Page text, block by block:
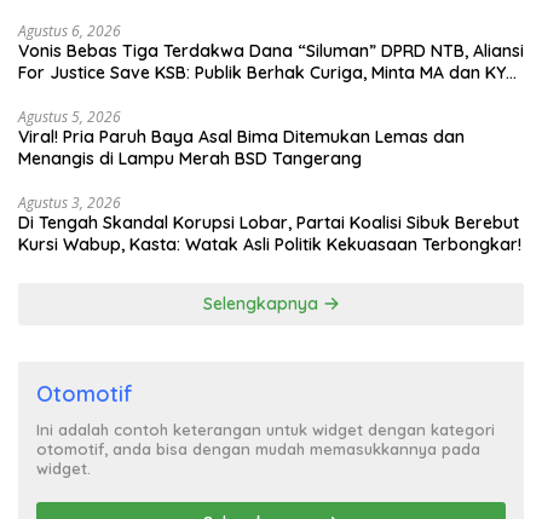
Agustus 6, 2026
Vonis Bebas Tiga Terdakwa Dana “Siluman” DPRD NTB, Aliansi
For Justice Save KSB: Publik Berhak Curiga, Minta MA dan KY
Agustus 5, 2026
Viral! Pria Paruh Baya Asal Bima Ditemukan Lemas dan
Menangis di Lampu Merah BSD Tangerang
Agustus 3, 2026
Di Tengah Skandal Korupsi Lobar, Partai Koalisi Sibuk Berebut
Kursi Wabup, Kasta: Watak Asli Politik Kekuasaan Terbongkar!
Selengkapnya
Otomotif
Ini adalah contoh keterangan untuk widget dengan kategori
otomotif, anda bisa dengan mudah memasukkannya pada
widget.